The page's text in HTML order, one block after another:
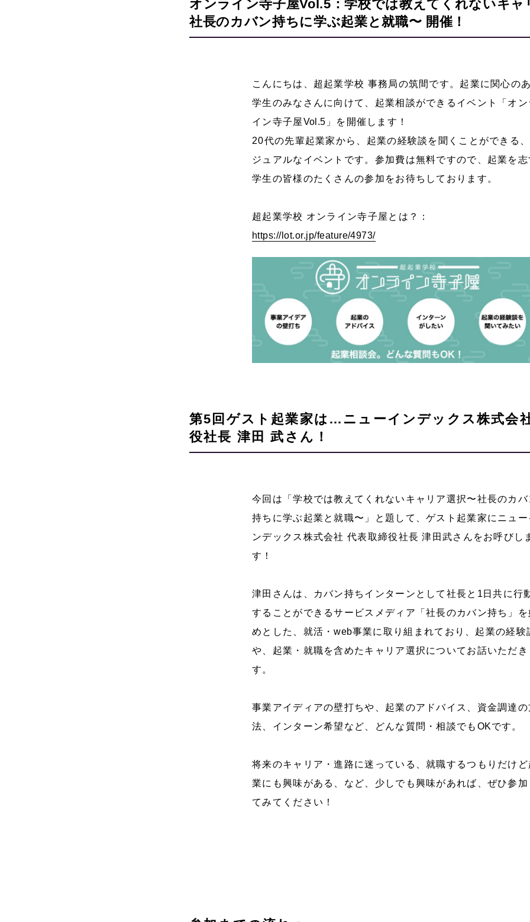
オンライン寺子屋Vol.5：学校では教えてくれないキャ
社長のカバン持ちに学ぶ起業と就職〜 開催！
こんにちは、超起業学校 事務局の筑間です。起業に関心の
学生のみなさんに向けて、起業相談ができるイベント「オン
イン寺子屋Vol.5 」を開催します！
20代の先輩起業家から、起業の経験談を聞くことができる
ジュアルなイベントです。参加費は無料ですので、起業を
学生の皆様のたくさんの参加をお待ちしております。
超起業学校 オンライン寺子屋とは？：
https://lot.or.jp/feature/4973/
第5回ゲスト起業家は…ニューインデックス株式会
役社長 津田 武さん！
今回は「学校では教えてくれないキャリア選択〜社長のカバ
持ちに学ぶ起業と就職〜」と題して、ゲスト起業家にニュー
ンデックス株式会社 代表取締役社長 津田武さんをお呼びし
す！
津田さんは、カバン持ちインターンとして社長と 1 日共に行
することができるサービスメディア「社長のカバン持ち」を
めとした、就活・web事業に取り組まれており、起業の経験
や、起業・就職を含めたキャリア選択についてお話いただき
す。
事業アイディアの壁打ちや、起業のアドバイス、資金調達の
法、インターン希望など、どんな質問・相談でも OKです。
将来のキャリア・進路に迷っている、就職するつもりだけど
業にも興味がある、など、少しでも興味があれば、ぜひ参加
てみてください！